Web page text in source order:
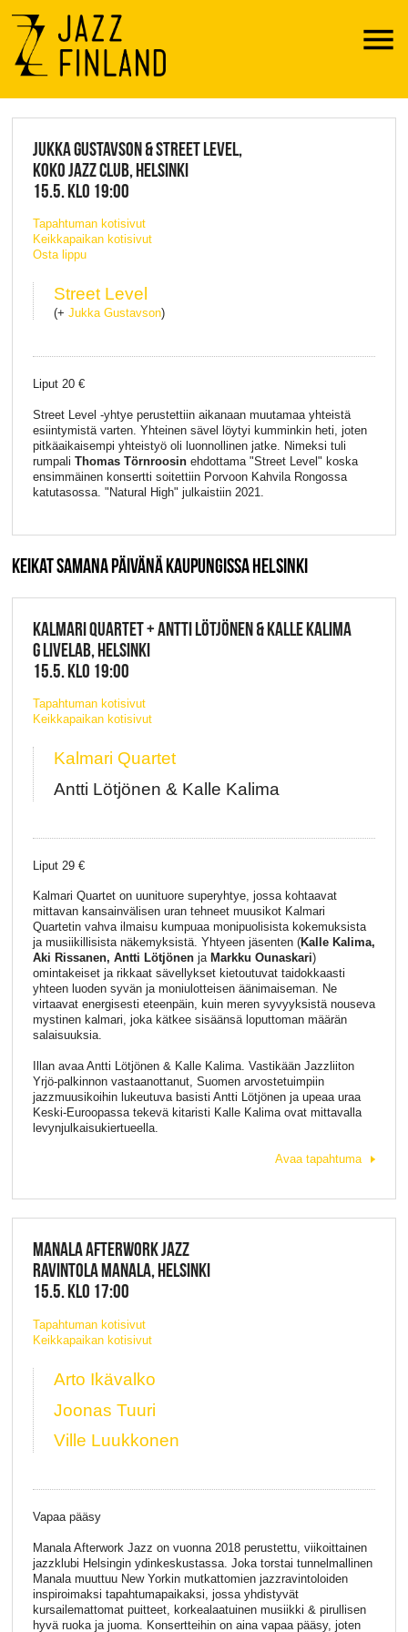
Menu
JAZZ FINLAND LIVE
JUKKA GUSTAVSON & STREET LEVEL,
KOKO JAZZ CLUB, HELSINKI
15.5. KLO 19:00
Tapahtuman kotisivut
Keikkapaikan kotisivut
Osta lippu
Street Level
(+ Jukka Gustavson)
Liput 20 €
Street Level -yhtye perustettiin aikanaan muutamaa yhteistä
esiintymistä varten. Yhteinen sävel löytyi kumminkin heti, joten
pitkäaikaisempi yhteistyö oli luonnollinen jatke. Nimeksi tuli
rumpali Thomas Törnroosinehdottama "Street Level" koska
ensimmäinen konsertti soitettiin Porvoon Kahvila Rongossa
katutasossa. "Natural High" julkaistiin 2021.
KEIKAT SAMANA PÄIVÄNÄ KAUPUNGISSA HELSINKI
KALMARI QUARTET + ANTTI LÖTJÖNEN & KALLE KALIMA
G LIVELAB, HELSINKI
15.5. KLO 19:00
Tapahtuman kotisivut
Keikkapaikan kotisivut
Kalmari Quartet
Antti Lötjönen & Kalle Kalima
Liput 29 €
Kalmari Quartet on uunituore superyhtye, jossa kohtaavat
mittavan kansainvälisen uran tehneet muusikot Kalmari
Quartetin vahva ilmaisu kumpuaa monipuolisista kokemuksista
ja musiikillisista näkemyksistä. Yhtyeen jäsenten (Kalle Kalima,
Aki Rissanen, Antti LötjönenjaMarkku Ounaskari)
omintakeiset ja rikkaat sävellykset kietoutuvat taidokkaasti
yhteen luoden syvän ja moniulotteisen äänimaiseman. Ne
virtaavat energisesti eteenpäin, kuin meren syvyyksistä nouseva
mystinen kalmari, joka kätkee sisäänsä loputtoman määrän
salaisuuksia.
Illan avaa Antti Lötjönen & Kalle Kalima. Vastikään Jazzliiton
Yrjö-palkinnon vastaanottanut, Suomen arvostetuimpiin
jazzmuusikoihin lukeutuva basisti Antti Lötjönen ja upeaa uraa
Keski-Euroopassa tekevä kitaristi Kalle Kalima ovat mittavalla
levynjulkaisukiertueella.
Avaa tapahtuma
MANALA AFTERWORK JAZZ
RAVINTOLA MANALA, HELSINKI
15.5. KLO 17:00
Tapahtuman kotisivut
Keikkapaikan kotisivut
Arto Ikävalko
Joonas Tuuri
Ville Luukkonen
Vapaa pääsy
Manala Afterwork Jazz on vuonna 2018 perustettu, viikoittainen
jazzklubi Helsingin ydinkeskustassa. Joka torstai tunnelmallinen
Manala muuttuu New Yorkin mutkattomien jazzravintoloiden
inspiroimaksi tapahtumapaikaksi, jossa yhdistyvät
kursailemattomat puitteet, korkealaatuinen musiikki & pirullisen
hyvä ruoka ja juoma. Konsertteihin on aina vapaa pääsy, joten